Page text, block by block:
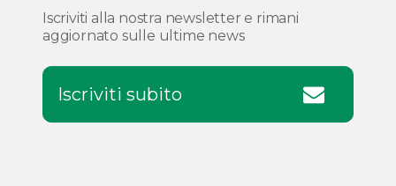
Iscriviti alla nostra newsletter e rimani
aggiornato sulle ultime news
Iscriviti subito